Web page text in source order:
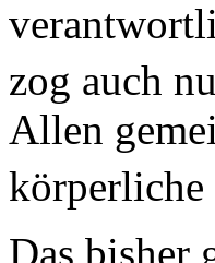
zog auch
Allen
körperliche
Das bisher